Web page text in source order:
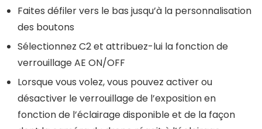
Faites défiler vers le bas jusqu’à la personnalisation
des boutons
Sélectionnez C2 et attribuez-lui la fonction de
verrouillage AE ON/OFF
Lorsque vous volez, vous pouvez activer ou
désactiver le verrouillage de l’exposition en
fonction de l’éclairage disponible et de la façon